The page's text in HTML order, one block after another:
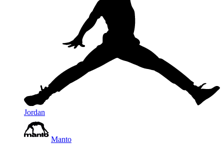
Jordan
Manto